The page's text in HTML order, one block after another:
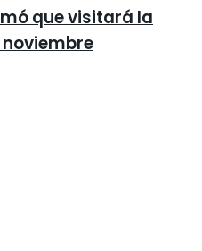
que visitará la
noviembre